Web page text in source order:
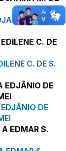
M. DE
C. DE S.
DE